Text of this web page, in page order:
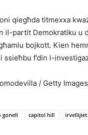
qiegħda titmexxa
il-partit Demokratiku u
bojkott. Kien
ssieħbu f’din l-
/ Getty Images
gonell capitol hill irvellijiet